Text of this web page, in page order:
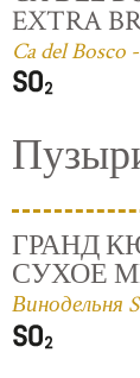
EXTRA
Ca del Bosco
ГРАНД
СУХОЕ
Винодельня